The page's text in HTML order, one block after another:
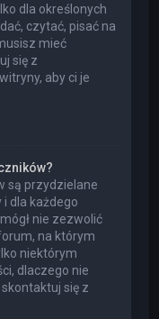
dla określonych
czytać, pisać na
mieć
się z
aby ci je
są przydzielane
dla każdego
nie zezwolić
na którym
niektórym
dlaczego nie
się z